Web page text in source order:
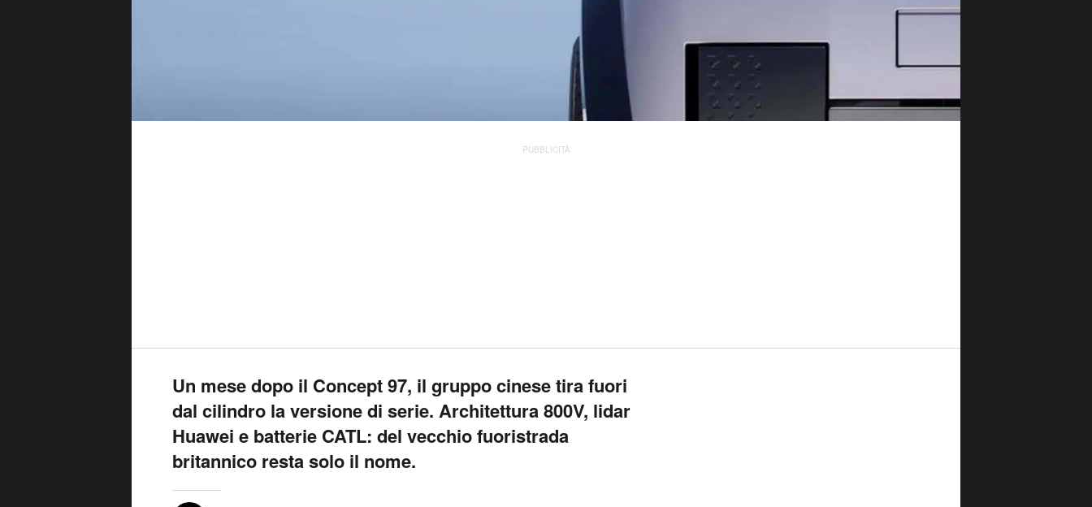
PUBBLICITÀ
Un mese dopo il Concept 97, il gruppo cinese tira fuori
dal cilindro la versione di serie. Architettura 800V, lidar
Huawei e batterie CATL: del vecchio fuoristrada
britannico resta solo il nome.